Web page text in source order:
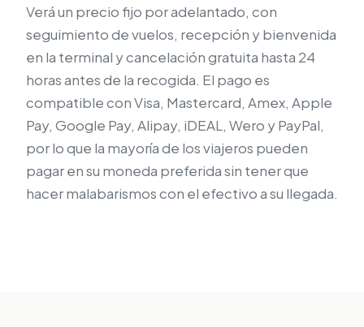
Verá un precio fijo por adelantado, con
seguimiento de vuelos, recepción y bienvenida
en la terminal y cancelación gratuita hasta 24
horas antes de la recogida. El pago es
compatible con Visa, Mastercard, Amex, Apple
Pay, Google Pay, Alipay, iDEAL, Wero y PayPal,
por lo que la mayoría de los viajeros pueden
pagar en su moneda preferida sin tener que
hacer malabarismos con el efectivo a su llegada.